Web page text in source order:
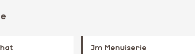
Jm Menuiserie